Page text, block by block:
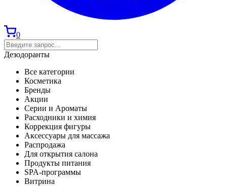
0
Дезодоранты
Все категории
Косметика
Бренды
Акции
Серии и Ароматы
Расходники и химия
Коррекция фигуры
Аксессуары для массажа
Распродажа
Для открытия салона
Продукты питания
SPA-программы
Витрина